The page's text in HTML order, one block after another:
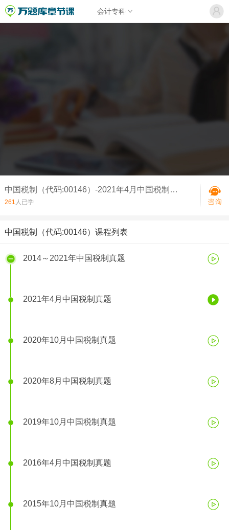
会计专科
中国税制（代码:00146）-2021年4月中国税制真题
261 人已学
中国税制（代码:00146）课程列表
2014～2021年中国税制真题
2021年4月中国税制真题
2020年10月中国税制真题
2020年8月中国税制真题
2019年10月中国税制真题
2016年4月中国税制真题
2015年10月中国税制真题